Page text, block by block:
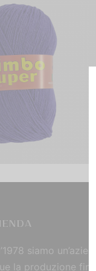
siamo
la produzione fin